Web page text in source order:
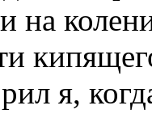
на
я,